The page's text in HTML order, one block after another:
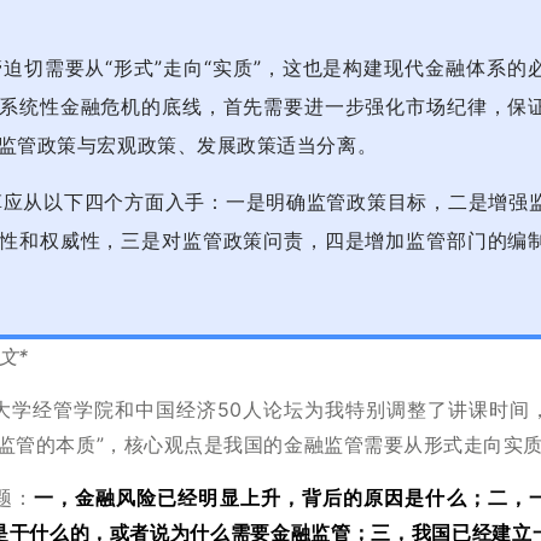
切需要从“形式”走向“实质”，这也是构建现代金融体系的
统性金融危机的底线，首先需要进一步强化市场纪律，保
管政策与宏观政策、发展政策适当分离。
从以下四个方面入手：一是明确监管政策目标，二是增强
和权威性，三是对监管政策问责，四是增加监管部门的编
*
学经管学院和中国经济50人论坛为我特别调整了讲课时间
管的本质”，核心观点是我国的金融监管需要从形式走向实
： 一，金融风险已经明显上升，背后的原因是什么；二，
干什么的，或者说为什么需要金融监管；三，我国已经建立